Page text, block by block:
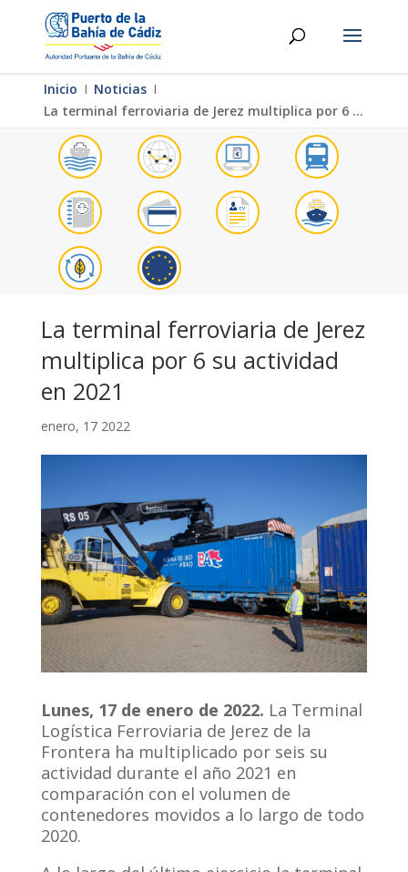
Inicio Ι Noticias Ι
La terminal ferroviaria de Jerez multiplica por 6 su actividad en 2021
La terminal ferroviaria de Jerez
multiplica por 6 su actividad
en 2021
enero, 17 2022
Lunes, 17 de enero de 2022. La Terminal
Logística Ferroviaria de Jerez de la
Frontera ha multiplicado por seis su
actividad durante el año 2021 en
comparación con el volumen de
contenedores movidos a lo largo de todo
2020.